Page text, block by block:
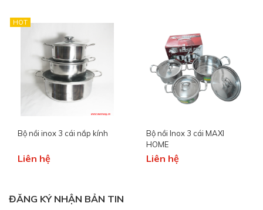
HOT
Bộ nồi inox 3 cái nắp kính
Liên hệ
Bộ nồi Inox 3 cái MAXI
HOME
Liên hệ
ĐĂNG KÝ NHẬN BẢN TIN